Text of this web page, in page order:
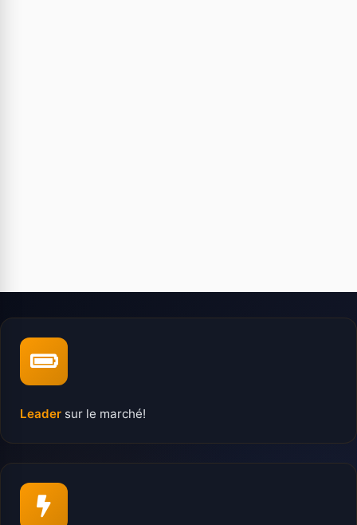
Leader sur le marché!